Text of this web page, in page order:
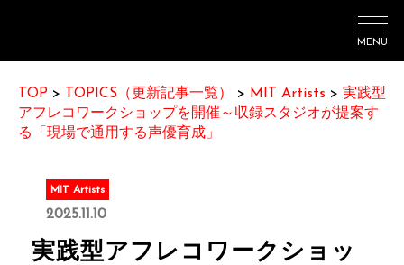
MENU
TOP > TOPICS（更新記事一覧） > MIT Artists > 実践型
アフレコワークショップを開催～収録スタジオが提案す
る「現場で通用する声優育成」
MIT Artists
2025.11.10
実践型アフレコワークショッ